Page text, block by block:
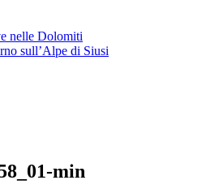
nelle Dolomiti
sull’Alpe di Siusi
min